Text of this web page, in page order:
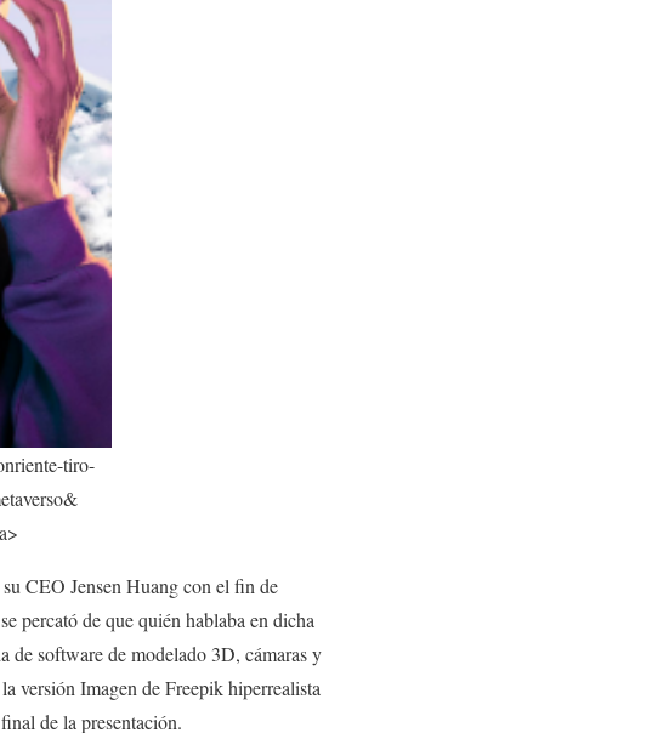
tiro-
CEO Jensen Huang con el fin de
percató de que quién hablaba en dicha
de software de modelado 3D, cámaras y
versión Imagen de Freepik hiperrealista
de la presentación.